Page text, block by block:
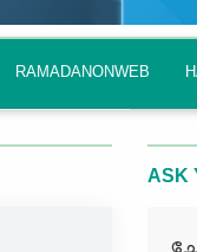
RAMADANONWEB
ASK